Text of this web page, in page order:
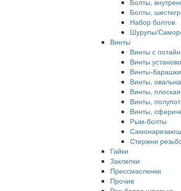
Болты,
Болты,
Набор болтов
Шурупы/
Винты
Винты с
Винты
Винты-барашки
Винты,
Винты,
Винты,
Винты,
Рым-болты
Стержни
Гайки
Заклепки
Прессмасленки
Прочие